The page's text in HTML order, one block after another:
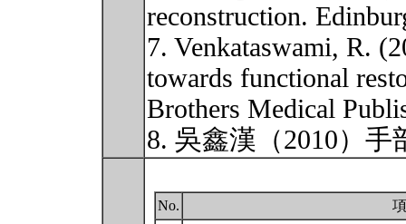
reconstruction.
7. Venkataswami, R.
towards functional
Brothers Medical
8. 吳鑫漢（2010）
No.